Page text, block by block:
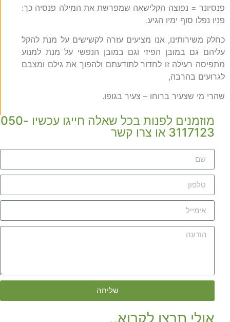
פנסיונר = נפוצה הקלישאה שמפרשת את המילה פנסיה כך:
פניו נפלו סוף ימיו הגיע.
כחלק משירותינו, אנו מציעים עזרה לקשישים על מנת להקל
עליהם גם במובן הפיזי וגם במובן הנפשי על מנת למנוע
מתפיסה רעילה זו לחדור לתודעתם ולהפוך את גילם ומצבם
לגרועים בהרבה,
שהרי מי שצעיר ברוחו – צעיר בגופו.
מוזמנים לפנות בכל שאלה חייגו עכשיו 050-
3117123 או צרו קשר
שליחה
אולי תרצו לקרוא..